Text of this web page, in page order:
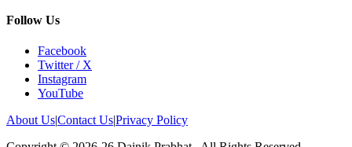
Follow Us
Facebook
Twitter / X
Instagram
YouTube
About Us|Contact Us|Privacy Policy